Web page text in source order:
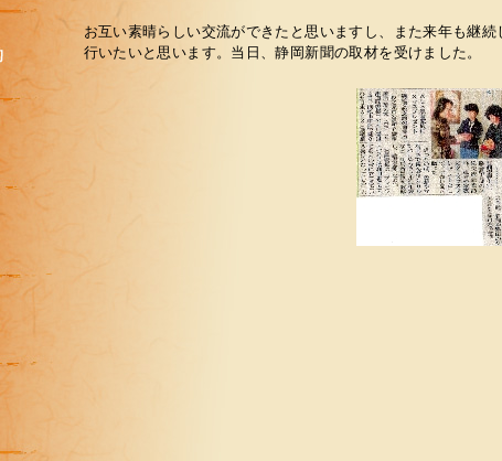
お互い素晴らしい交流ができたと思いますし、また来年も継続
行いたいと思います。当日、静岡新聞の取材を受けました。